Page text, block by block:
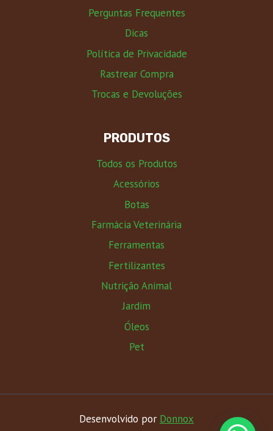
Perguntas Frequentes
Dicas
Política de Privacidade
Rastrear Compra
Trocas e Devoluções
PRODUTOS
Todos os Produtos
Acessórios
Botas
Farmácia Veterinária
Ferramentas
Fertilizantes
Nutrição Animal
Jardim
Óleos
Pet
Desenvolvido por Donnox